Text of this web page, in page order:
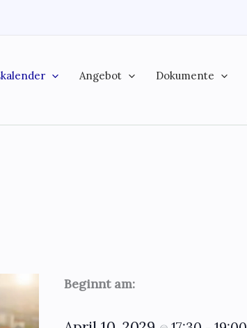
Angebot Dokumente
Beginnt am: